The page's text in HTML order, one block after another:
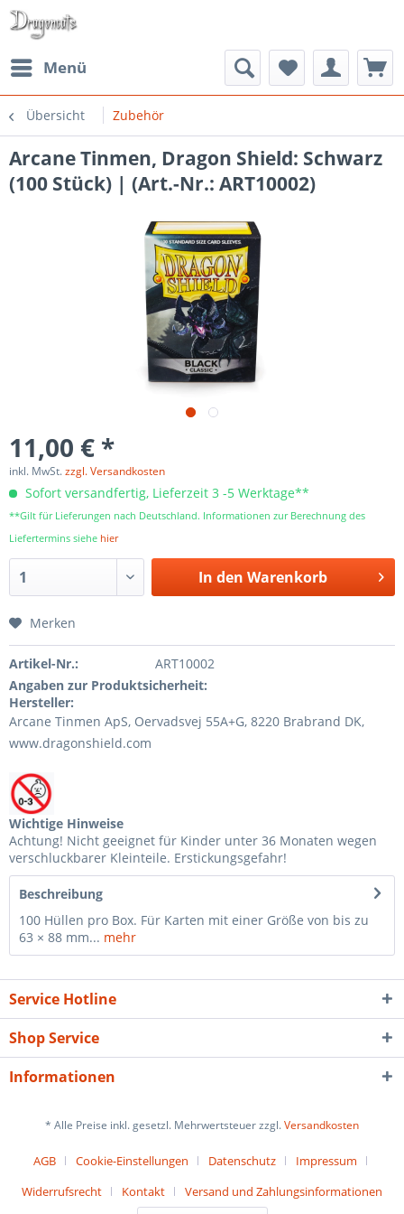
Menü
Übersicht Zubehör
Arcane Tinmen, Dragon Shield: Schwarz
(100 Stück) | (Art.-Nr.: ART10002)
11,00 € *
inkl. MwSt.zzgl. Versandkosten
Sofort versandfertig, Lieferzeit 3 -5 Werktage**
**Gilt für Lieferungen nach Deutschland. Informationen zur Berechnung des
Liefertermins siehe hier
In den Warenkorb
Merken
Artikel-Nr.:
ART10002
Angaben zur Produktsicherheit:
Hersteller:
Arcane Tinmen ApS, Oervadsvej 55A+G, 8220 Brabrand DK,
www.dragonshield.com
Wichtige Hinweise
Achtung! Nicht geeignet für Kinder unter 36 Monaten wegen
verschluckbarer Kleinteile. Erstickungsgefahr!
Beschreibung
100 Hüllen pro Box. Für Karten mit einer Größe von bis zu
63 × 88 mm... mehr
Service Hotline
Shop Service
Informationen
* Alle Preise inkl. gesetzl. Mehrwertsteuer zzgl.Versandkosten
AGB Cookie-Einstellungen Datenschutz
Impressum
Widerrufsrecht
Kontakt Versand und Zahlungsinformationen